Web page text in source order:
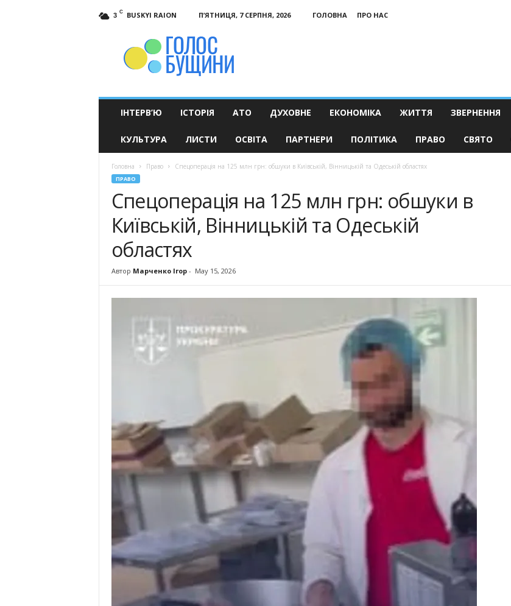
3 C BUSKYI RAION П’ЯТНИЦЯ, 7 СЕРПНЯ, 2026 ГОЛОВНА
ПРО НАС
ІНТЕРВ’Ю ІСТОРІЯ АТО ДУХОВНЕ ЕКОНОМІКА ЖИТТЯ ЗВЕРНЕННЯ
КУЛЬТУРА ЛИСТИ ОСВІТА ПАРТНЕРИ ПОЛІТИКА ПРАВО СВЯТО
Головна Право Спецоперація на 125 млн грн: обшуки в Київській, Вінницькій та Одеській областях
ПРАВО
Спецоперація на 125 млн грн: обшуки в
Київській, Вінницькій та Одеській
областях
Автор Марченко Ігор- May 15, 2026